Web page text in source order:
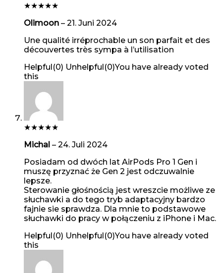
★★★★★
Olimoon – 21. Juni 2024
Une qualité irréprochable un son parfait et des
découvertes très sympa à l’utilisation
Helpful(0) Unhelpful(0)You have already voted
this
★★★★★
Michal – 24. Juli 2024
Posiadam od dwóch lat AirPods Pro 1 Gen i
muszę przyznać że Gen 2 jest odczuwalnie
lepsze.
Sterowanie głośnością jest wreszcie możliwe ze
słuchawki a do tego tryb adaptacyjny bardzo
fajnie sie sprawdza. Dla mnie to podstawowe
słuchawki do pracy w połączeniu z iPhone i Mac.
Helpful(0) Unhelpful(0)You have already voted
this